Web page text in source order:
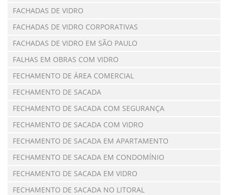
FACHADAS DE VIDRO
FACHADAS DE VIDRO CORPORATIVAS
FACHADAS DE VIDRO EM SÃO PAULO
FALHAS EM OBRAS COM VIDRO
FECHAMENTO DE ÁREA COMERCIAL
FECHAMENTO DE SACADA
FECHAMENTO DE SACADA COM SEGURANÇA
FECHAMENTO DE SACADA COM VIDRO
FECHAMENTO DE SACADA EM APARTAMENTO
FECHAMENTO DE SACADA EM CONDOMÍNIO
FECHAMENTO DE SACADA EM VIDRO
FECHAMENTO DE SACADA NO LITORAL